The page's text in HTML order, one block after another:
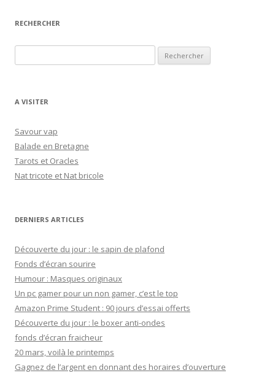
RECHERCHER
e
h
r
c
h
e
:
A VISITER
Savour vap
Balade en Bretagne
Tarots et Oracles
Nat tricote et Nat bricole
DERNIERS ARTICLES
Découverte du jour : le sapin de plafond
Fonds d’écran sourire
Humour : Masques originaux
Un pc gamer pour un non gamer, c’est le top
Amazon Prime Student : 90 jours d’essai offerts
Découverte du jour : le boxer anti-ondes
fonds d’écran fraicheur
20 mars, voilà le printemps
Gagnez de l’argent en donnant des horaires d’ouverture